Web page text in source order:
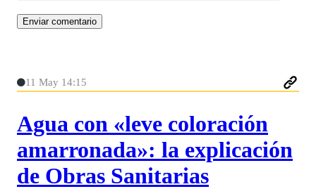
11 May 14:15
Agua con «leve coloración
amarronada»: la explicación
de Obras Sanitarias